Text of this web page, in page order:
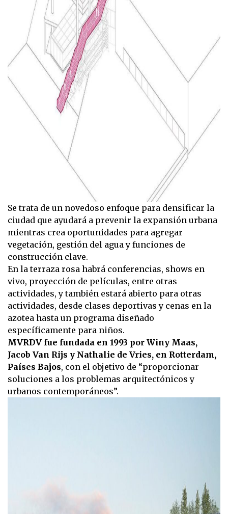
Se trata de un novedoso enfoque para densificar la
ciudad que ayudará a prevenir la expansión urbana
mientras crea oportunidades para agregar
vegetación, gestión del agua y funciones de
construcción clave.
En la terraza rosa habrá conferencias, shows en
vivo, proyección de películas, entre otras
actividades, y también estará abierto para otras
actividades, desde clases deportivas y cenas en la
azotea hasta un programa diseñado
específicamente para niños.
MVRDV fue fundada en 1993 por Winy Maas,
Jacob Van Rijs y Nathalie de Vries, en Rotterdam,
Países Bajos, con el objetivo de “proporcionar
soluciones a los problemas arquitectónicos y
urbanos contemporáneos”.